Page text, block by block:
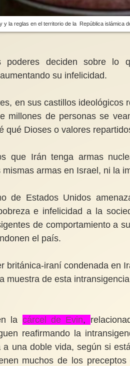
y la reglas en el territorio de la República islámica
poderes deciden sobre lo
su infelicidad.
en sus castillos ideológicos
millones de personas se
qué Dioses o valores
que Irán tenga armas
armas en Israel, ni la
de Estados Unidos
e infelicidad a la
de comportamiento a
el país.
británica-iraní condenada en
muestra de esta
la cárcel de Evin,
reafirmando la
a una doble vida, según si
muchos de los